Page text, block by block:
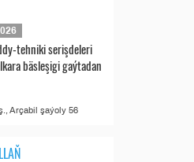
tehniki serişdeleri
bäsleşigi gaýtadan
Arçabil şaýoly 56